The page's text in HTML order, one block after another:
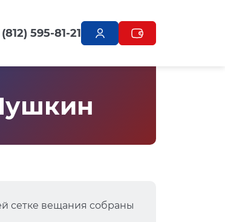
595-81-21
сетке вещания собраны